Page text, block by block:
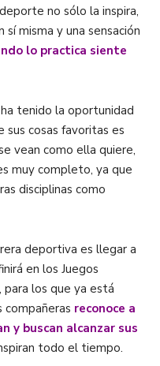
no sólo la inspira,
misma y una sensación
lo practica siente
tenido la oportunidad
sus cosas favoritas es
vean como ella quiere,
muy completo, ya que
disciplinas como
deportiva es llegar a
en los Juegos
para los que ya está
compañeras reconoce a
y buscan alcanzar sus
todo el tiempo.